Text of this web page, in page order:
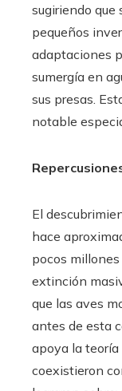
sugiriendo que
pequeños
adaptaciones
sumergía en
sus presas.
notable
El
hace
pocos
extinción
que las aves
antes de esta
apoya la teoría
coexistieron